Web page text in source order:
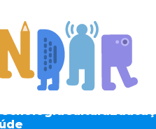
Cultura